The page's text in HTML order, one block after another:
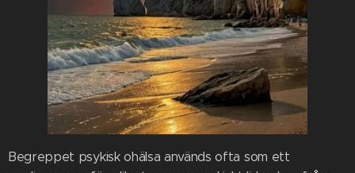
Begreppet psykisk ohälsa används ofta som ett